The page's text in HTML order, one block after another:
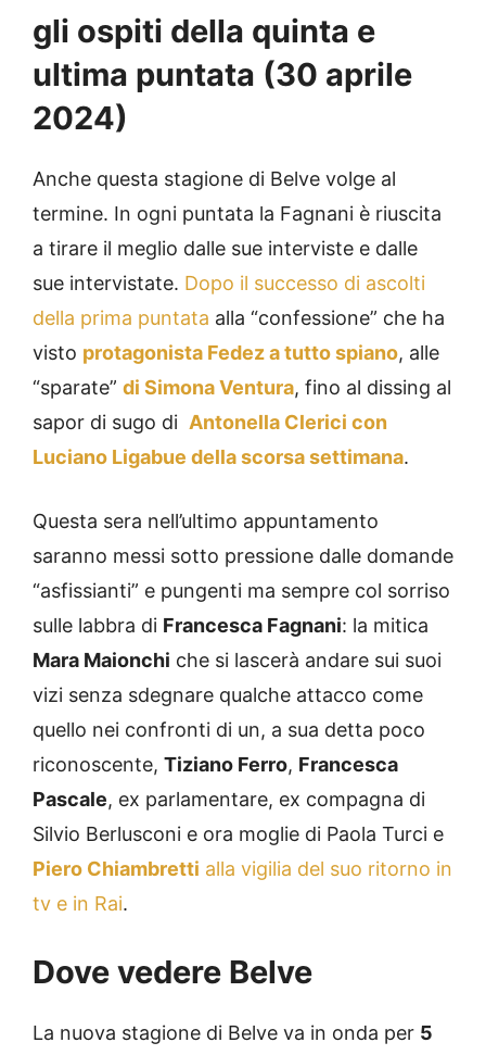
gli ospiti della quinta e
ultima puntata (30 aprile
2024)
Anche questa stagione di Belve volge al
termine. In ogni puntata la Fagnani è riuscita
a tirare il meglio dalle sue interviste e dalle
sue intervistate. Dopo il successo di ascolti
della prima puntata alla “confessione” che ha
visto protagonista Fedez a tutto spiano, alle
“sparate” di Simona Ventura, fino al dissing al
sapor di sugo di Antonella Clerici con
Luciano Ligabue della scorsa settimana.
Questa sera nell’ultimo appuntamento
saranno messi sotto pressione dalle domande
“asfissianti” e pungenti ma sempre col sorriso
sulle labbra di Francesca Fagnani: la mitica
Mara Maionchi che si lascerà andare sui suoi
vizi senza sdegnare qualche attacco come
quello nei confronti di un, a sua detta poco
riconoscente, Tiziano Ferro, Francesca
Pascale, ex parlamentare, ex compagna di
Silvio Berlusconi e ora moglie di Paola Turci e
Piero Chiambretti alla vigilia del suo ritorno in
tv e in Rai.
Dove vedere Belve
La nuova stagione di Belve va in onda per 5